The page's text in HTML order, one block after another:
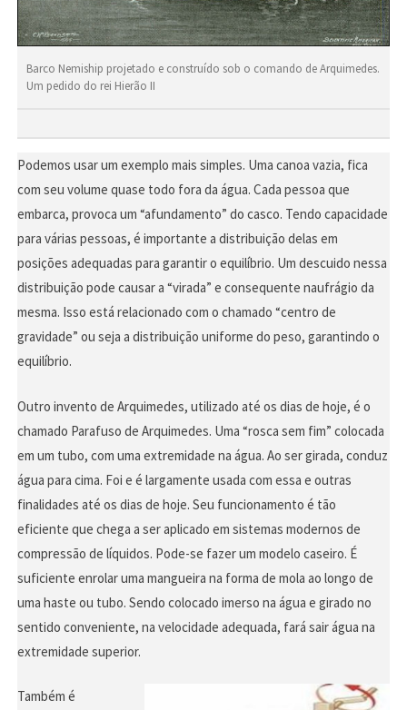
Barco Nemiship projetado e construído sob o comando de Arquimedes.
Um pedido do rei Hierão II
Podemos usar um exemplo mais simples. Uma canoa vazia, fica
com seu volume quase todo fora da água. Cada pessoa que
embarca, provoca um “afundamento” do casco. Tendo capacidade
para várias pessoas, é importante a distribuição delas em
posições adequadas para garantir o equilíbrio. Um descuido nessa
distribuição pode causar a “virada” e consequente naufrágio da
mesma. Isso está relacionado com o chamado “centro de
gravidade” ou seja a distribuição uniforme do peso, garantindo o
equilíbrio.
Outro invento de Arquimedes, utilizado até os dias de hoje, é o
chamado Parafuso de Arquimedes. Uma “rosca sem fim” colocada
em um tubo, com uma extremidade na água. Ao ser girada, conduz
água para cima. Foi e é largamente usada com essa e outras
finalidades até os dias de hoje. Seu funcionamento é tão
eficiente que chega a ser aplicado em sistemas modernos de
compressão de líquidos. Pode-se fazer um modelo caseiro. É
suficiente enrolar uma mangueira na forma de mola ao longo de
uma haste ou tubo. Sendo colocado imerso na água e girado no
sentido conveniente, na velocidade adequada, fará sair água na
extremidade superior.
Também é